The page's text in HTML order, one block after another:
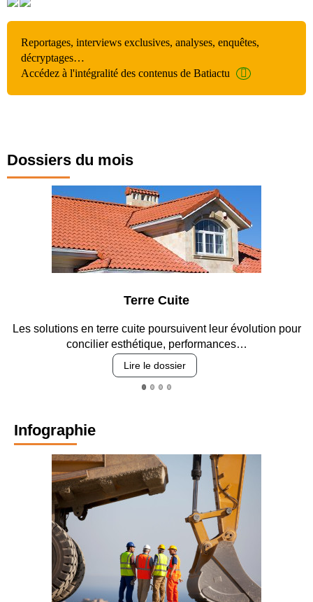
Reportages, interviews exclusives, analyses, enquêtes,
décryptages…
Accédez à l'intégralité des contenus de Batiactu
Dossiers du mois
Entre circulation, sécurisation des accès, durabilité
revêtements et intégration…
Lire le dossier
Infographie